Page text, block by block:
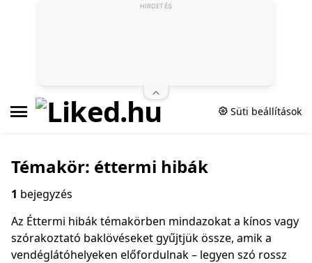
Süti beállítások
Témakör: éttermi hibák
1 bejegyzés
Az Éttermi hibák témakörben mindazokat a kínos vagy
szórakoztató baklövéseket gyűjtjük össze, amik a
vendéglátóhelyeken előfordulnak – legyen szó rossz
HIRDETÉS